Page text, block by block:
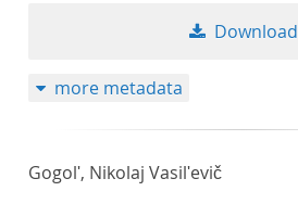
Download
more metadata
Gogolʹ, Nikolaj Vasilʹevič